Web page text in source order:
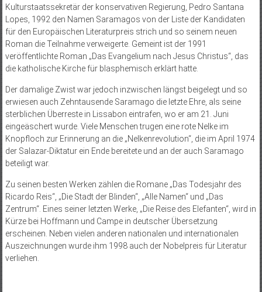
Kulturstaatssekretär der konservativen Regierung, Pedro Santana
Lopes, 1992 den Namen Saramagos von der Liste der Kandidaten
für den Europäischen Literaturpreis strich und so seinem neuen
Roman die Teilnahme verweigerte. Gemeint ist der 1991
veröffentlichte Roman „Das Evangelium nach Jesus Christus“, das
die katholische Kirche für blasphemisch erklärt hatte.
Der damalige Zwist war jedoch inzwischen längst beigelegt und so
erwiesen auch Zehntausende Saramago die letzte Ehre, als seine
sterblichen Überreste in Lissabon eintrafen, wo er am 21. Juni
eingeäschert wurde. Viele Menschen trugen eine rote Nelke im
Knopfloch zur Erinnerung an die „Nelkenrevolution“, die im April 1974
der Salazar-Diktatur ein Ende bereitete und an der auch Saramago
beteiligt war.
Zu seinen besten Werken zählen die Romane „Das Todesjahr des
Ricardo Reis“, „Die Stadt der Blinden“, „Alle Namen“ und „Das
Zentrum“. Eines seiner letzten Werke, „Die Reise des Elefanten“, wird in
Kürze bei Hoffmann und Campe in deutscher Übersetzung
erscheinen. Neben vielen anderen nationalen und internationalen
Auszeichnungen wurde ihm 1998 auch der Nobelpreis für Literatur
verliehen.